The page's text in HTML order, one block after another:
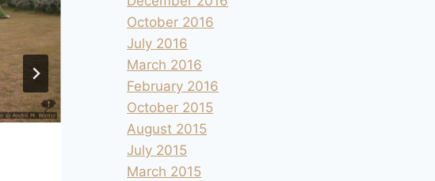
Los Barruecos Monumento
Natural Parking est
October 2016
July 2016
March 2016
February 2016
October 2015
August 2015
July 2015
March 2015